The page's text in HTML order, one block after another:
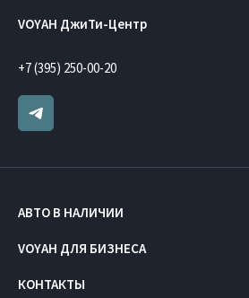
VOYAH ДжиТи-Центр
+7 (395) 250-00-20
АВТО В НАЛИЧИИ
VOYAH ДЛЯ БИЗНЕСА
КОНТАКТЫ